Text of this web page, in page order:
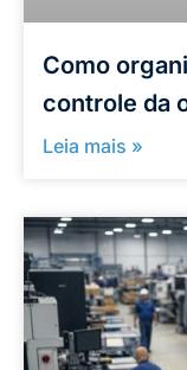
Como
controle da
Leia mais »